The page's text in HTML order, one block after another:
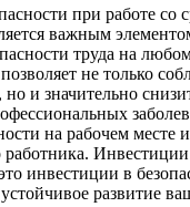
при работе со
важным
труда на
не только
но и значительно
на рабочем месте
работника.
инвестиции в
развитие